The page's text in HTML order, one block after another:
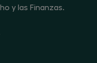
y las Finanzas.